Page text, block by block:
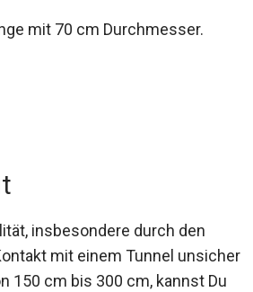
mit 70 cm Durchmesser.
insbesondere durch den
mit einem Tunnel unsicher
150 cm bis 300 cm, kannst Du